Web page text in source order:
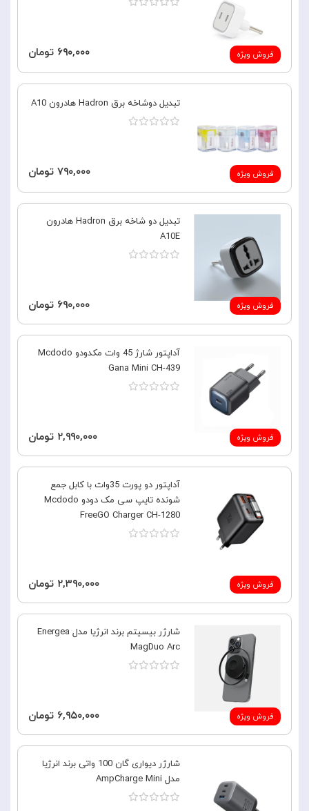
فروش ویژه ۶۹۰,۰۰۰ تومان
فروش ویژه
تبدیل دوشاخه برق Hadron هادرون A10
۷۹۰,۰۰۰ تومان
فروش ویژه
تبدیل دو شاخه برق Hadron هادرون
A10E
۶۹۰,۰۰۰ تومان
فروش ویژه
آداپتور شارژ 45 وات مکدودو Mcdodo
Gana Mini CH-439
۲,۹۹۰,۰۰۰ تومان
فروش ویژه
آداپتور دو پورت 35وات با کابل جمع
شونده تایپ سی مک دودو Mcdodo
FreeGO Charger CH-1280
۲,۳۹۰,۰۰۰ تومان
فروش ویژه
شارژر بیسیتم برند انرژیا مدل Energea
MagDuo Arc
۶,۹۵۰,۰۰۰ تومان
شارژر دیواری گان 100 واتی برند انرژیا
مدل AmpCharge Mini